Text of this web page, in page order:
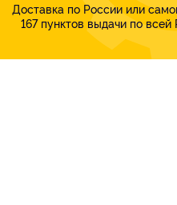
Доставка по России или
167 пунктов выдачи по всей